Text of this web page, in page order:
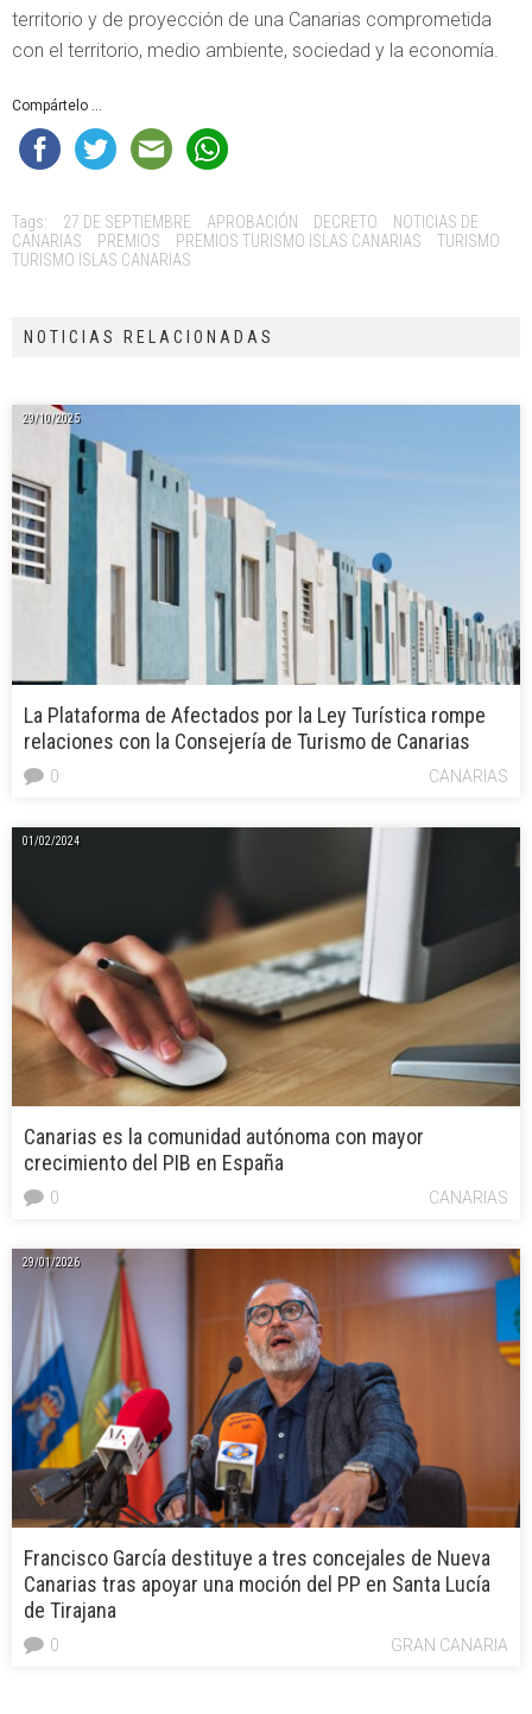
territorio y de proyección de una Canarias comprometida
con el territorio, medio ambiente, sociedad y la economía.
Compártelo ...
Tags: 27 DE SEPTIEMBRE APROBACIÓN DECRETO
NOTICIAS DE
CANARIAS
PREMIOS PREMIOS TURISMO ISLAS CANARIAS
TURISMO
TURISMO ISLAS CANARIAS
NOTICIAS RELACIONADAS
29/10/2025
La Plataforma de Afectados por la Ley Turística rompe
relaciones con la Consejería de Turismo de Canarias
CANARIAS
0
01/02/2024
Canarias es la comunidad autónoma con mayor
crecimiento del PIB en España
CANARIAS
0
29/01/2026
Francisco García destituye a tres concejales de Nueva
Canarias tras apoyar una moción del PP en Santa Lucía
de Tirajana
GRAN CANARIA
0